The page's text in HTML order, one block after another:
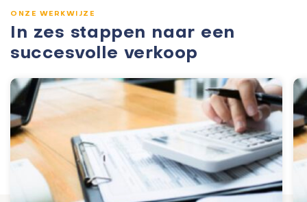
ONZE WERKWIJZE
In zes stappen naar een
succesvolle verkoop